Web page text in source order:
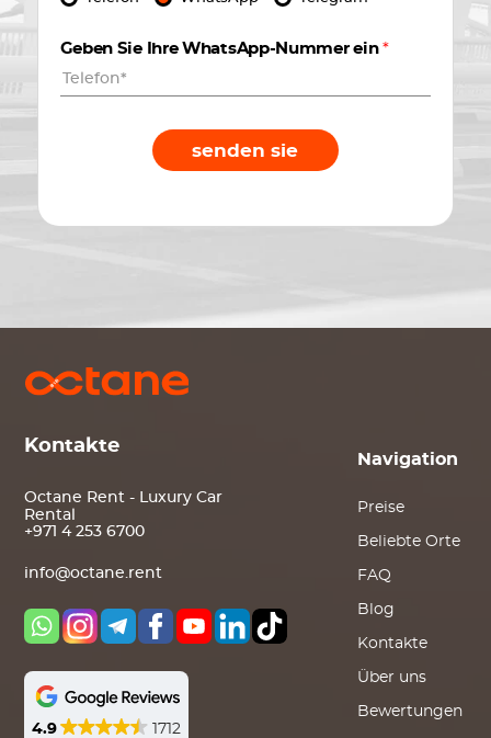
Geben Sie Ihre WhatsApp-Nummer ein*
senden sie
Kontakte
Octane Rent - Luxury Car
Rental
+971 4 253 6700
info@octane.rent
4.9 1712
Navigation
Preise
Beliebte Orte
FAQ
Blog
Kontakte
Über uns
Bewertungen